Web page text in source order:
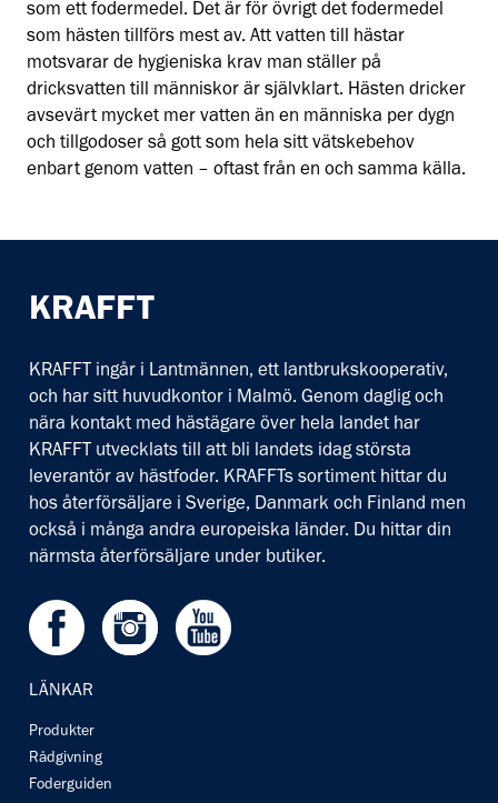
som ett fodermedel. Det är för övrigt det fodermedel
som hästen tillförs mest av. Att vatten till hästar
motsvarar de hygieniska krav man ställer på
dricksvatten till människor är självklart. Hästen dricker
avsevärt mycket mer vatten än en människa per dygn
och tillgodoser så gott som hela sitt vätskebehov
enbart genom vatten – oftast från en och samma källa.
KRAFFT
KRAFFT ingår i Lantmännen, ett lantbrukskooperativ,
och har sitt huvudkontor i Malmö. Genom daglig och
nära kontakt med hästägare över hela landet har
KRAFFT utvecklats till att bli landets idag största
leverantör av hästfoder. KRAFFTs sortiment hittar du
hos återförsäljare i Sverige, Danmark och Finland men
också i många andra europeiska länder. Du hittar din
närmsta återförsäljare under butiker.
Facebook Instagram Youtube
LÄNKAR
Produkter
Rådgivning
Foderguiden